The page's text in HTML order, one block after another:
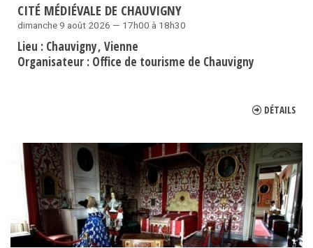
CITÉ MÉDIÉVALE DE CHAUVIGNY
dimanche 9 août 2026 — 17h00 à 18h30
Lieu : Chauvigny Vienne
Organisateur : Office de tourisme de Chauvigny
DÉTAILS